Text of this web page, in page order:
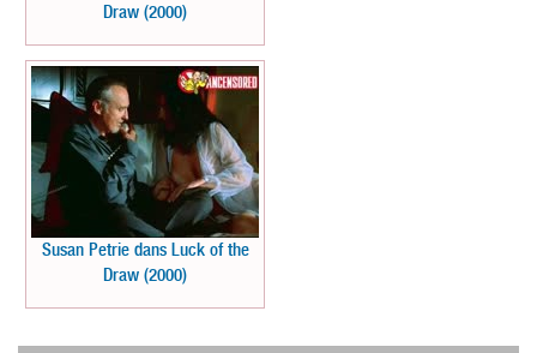
Draw (2000)
Susan Petrie dans Luck of the
Draw (2000)